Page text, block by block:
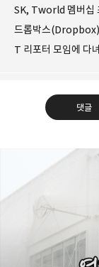
SK, Tworld 멤버십
드롭박스
T 리포터 모임에 다
댓글
다방면의 깊은 관심
비주류이자 진화하
구독하기